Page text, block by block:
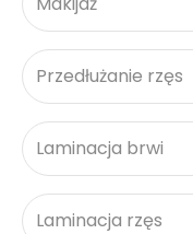
Przedłużanie rzęs
Laminacja brwi
Laminacja rzęs